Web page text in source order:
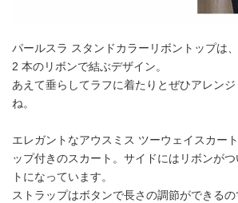
パールスラ スタンドカラーリボントップは
2 本のリボンで結ぶデザイン。
あえて垂らしてラフに着たりとぜひアレン
ね。
エレガントなアウスミス ツーウェイスカー
ップ付きのスカート。サイドにはリボンが
トになっています。
ストラップはボタンで長さの調節ができる